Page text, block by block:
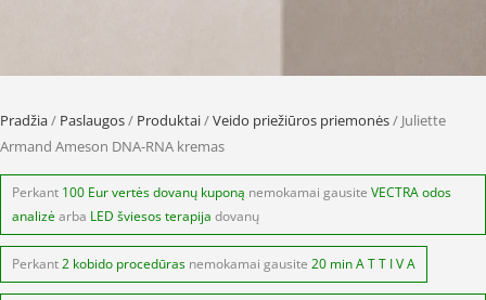
Pradžia/ Paslaugos/ Produktai/Veido priežiūros priemonės/ Juliette
Armand Ameson DNA-RNA kremas
Perkant 100 Eur vertės dovanų kuponą nemokamai gausite VECTRA odos
analizė arba LED šviesos terapija dovanų
Perkant2 kobido procedūras nemokamai gausite 20 min A T T I V A